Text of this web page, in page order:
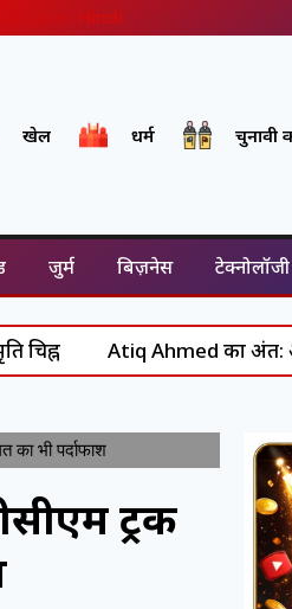
Hindi
खेल धर्म चुनावी
जुर्म बिज़नेस टेक्नोलॉजी
Atiq Ahmed का अंत: असद से
भी पर्दाफाश
ट्रक